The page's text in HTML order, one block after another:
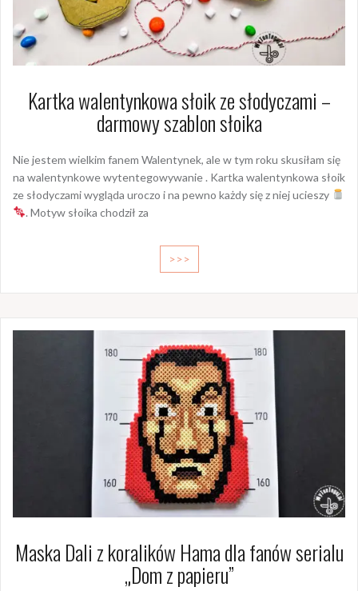
Kartka walentynkowa słoik ze słodyczami –
darmowy szablon słoika
Nie jestem wielkim fanem Walentynek, ale w tym roku skusiłam się
na walentynkowe wytentegowywanie . Kartka walentynkowa słoik
ze słodyczami wygląda uroczo i na pewno każdy się z niej ucieszy
. Motyw słoika chodził za
>>>
Maska Dali z koralików Hama dla fanów serialu
„Dom z papieru”